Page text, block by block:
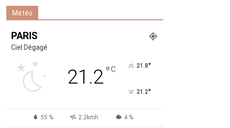
Météo
PARIS
Ciel Dégagé
21.2°C 21.8°
21.2°
55 % 2.2kmh 4 %